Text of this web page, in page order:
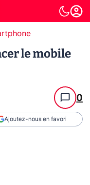
le mobile
0
Ajoutez-nous en favori